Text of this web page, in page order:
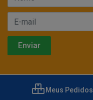
Meus Pedidos